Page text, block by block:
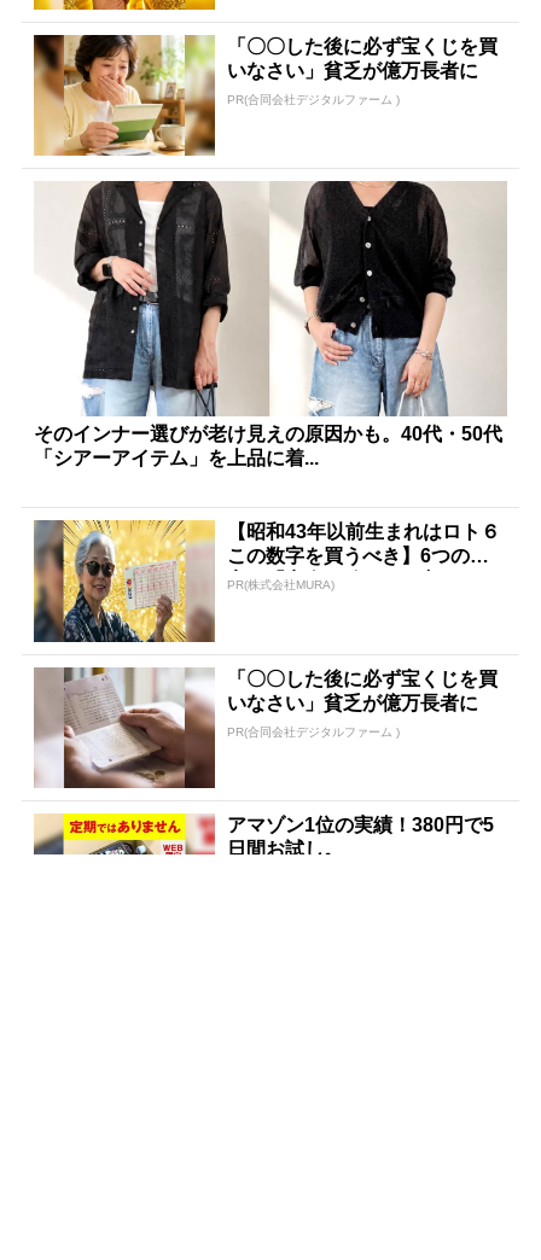
「〇〇した後に必ず宝くじを買
いなさい」貧乏が億万長者に
PR(合同会社デジタルファーム )
そのインナー選びが老け見えの原因かも。40代・50代
「シアーアイテム」を上品に着...
【昭和43年以前生まれはロト６
この数字を買うべき】6つの数
字が「完全一致」する方...
PR(株式会社MURA)
「〇〇した後に必ず宝くじを買
いなさい」貧乏が億万長者に
PR(合同会社デジタルファーム )
アマゾン1位の実績！380円で5
日間お試し。